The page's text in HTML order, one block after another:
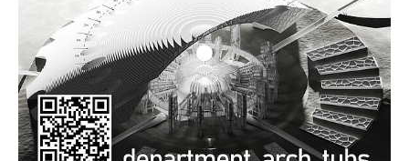
Documents and Downloads